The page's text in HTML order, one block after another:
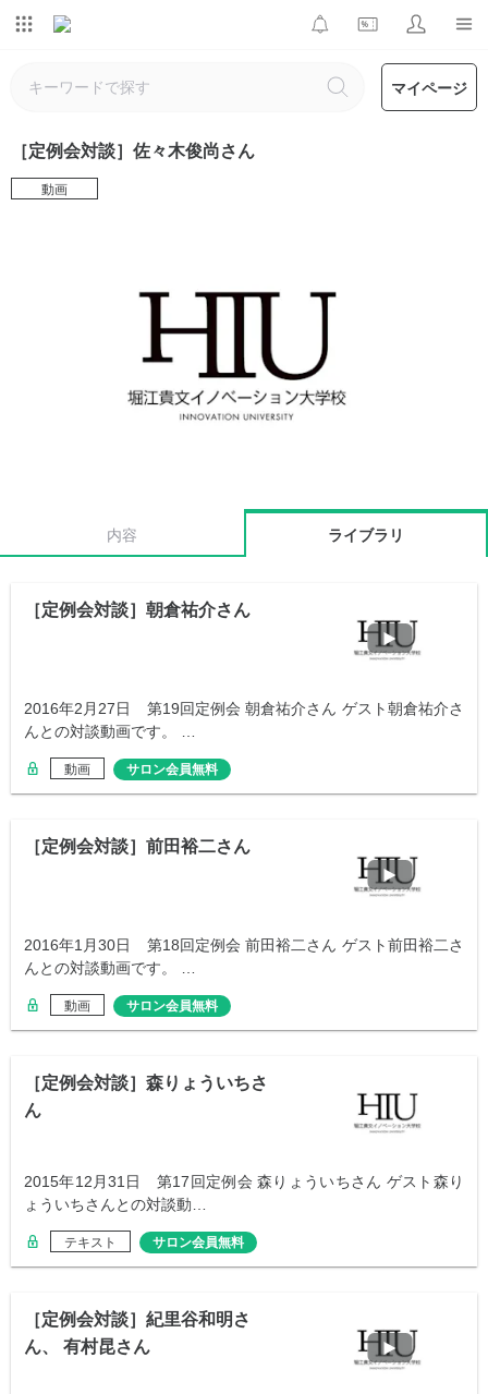
マイページ
［定例会対談］佐々木俊尚さん
動画
内容 ライブラリ
［定例会対談］朝倉祐介さん
2016年2月27日 第19回定例会 朝倉祐介さん ゲスト朝倉祐介さ
んとの対談動画です。 …
動画 サロン会員無料
［定例会対談］前田裕二さん
2016年1月30日 第18回定例会 前田裕二さん ゲスト前田裕二さ
んとの対談動画です。 …
動画 サロン会員無料
［定例会対談］森りょういちさ
ん
2015年12月31日 第17回定例会 森りょういちさん ゲスト森り
ょういちさんとの対談動…
テキスト サロン会員無料
［定例会対談］紀里谷和明さ
ん、 有村昆さん